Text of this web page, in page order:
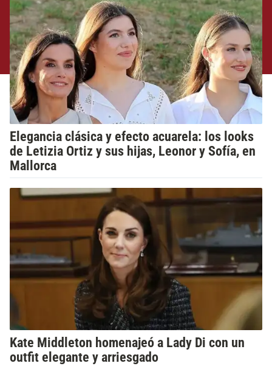
Elegancia clásica y efecto acuarela: los looks
de Letizia Ortiz y sus hijas, Leonor y Sofía, en
Mallorca
Kate Middleton homenajeó a Lady Di con un
outfit elegante y arriesgado